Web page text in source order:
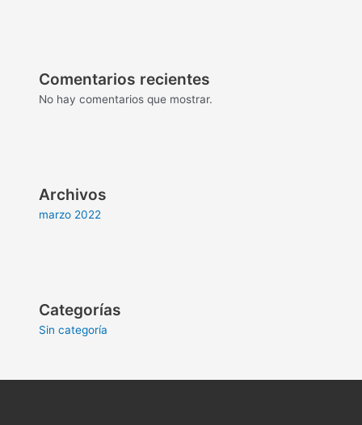
Comentarios recientes
No hay comentarios que mostrar.
Archivos
marzo 2022
Categorías
Sin categoría